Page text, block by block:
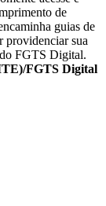
de
guias de
providenciar sua
FGTS Digital.
FGTS Digital